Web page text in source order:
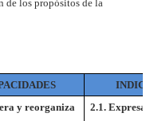
de los propósitos de la
y reorganiza
2.1. Expresa